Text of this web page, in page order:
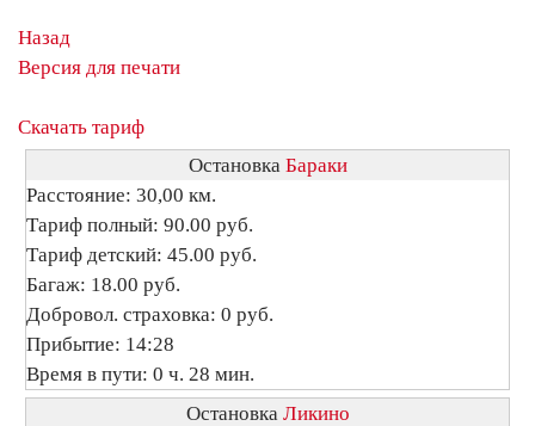
Назад
Версия для печати
Скачать тариф
Остановка Бараки
Расстояние: 30,00 км.
Тариф полный: 90.00 руб.
Тариф детский: 45.00 руб.
Багаж: 18.00 руб.
Добровол. страховка: 0 руб.
Прибытие: 14:28
Время в пути: 0 ч. 28 мин.
Остановка Ликино